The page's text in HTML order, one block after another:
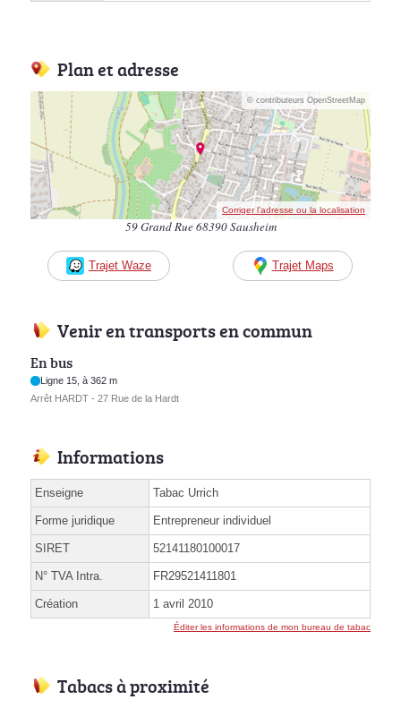
Plan et adresse
© contributeurs OpenStreetMap
Corriger l’adresse ou la localisation
59 Grand Rue 68390 Sausheim
Trajet Waze Trajet Maps
Venir en transports en commun
En bus
Ligne 15, à 362 m
Arrêt HARDT - 27 Rue de la Hardt
Informations
Enseigne Tabac Urrich
Forme juridique Entrepreneur individuel
SIRET 52141180100017
N° TVA Intra. FR29521411801
Création 1 avril 2010
Éditer les informations de mon bureau de tabac
Tabacs à proximité